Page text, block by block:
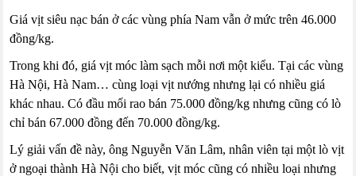
Giá vịt siêu nạc bán ở các vùng phía Nam vẫn ở mức trên 46.000
đồng/kg.
Trong khi đó, giá vịt móc làm sạch mỗi nơi một kiểu. Tại các vùng
Hà Nội, Hà Nam… cùng loại vịt nướng nhưng lại có nhiều giá
khác nhau. Có đầu mối rao bán 75.000 đồng/kg nhưng cũng có lò
chỉ bán 67.000 đồng đến 70.000 đồng/kg.
Lý giải vấn đề này, ông Nguyễn Văn Lâm, nhân viên tại một lò vịt
ở ngoại thành Hà Nội cho biết, vịt móc cũng có nhiều loại nhưng